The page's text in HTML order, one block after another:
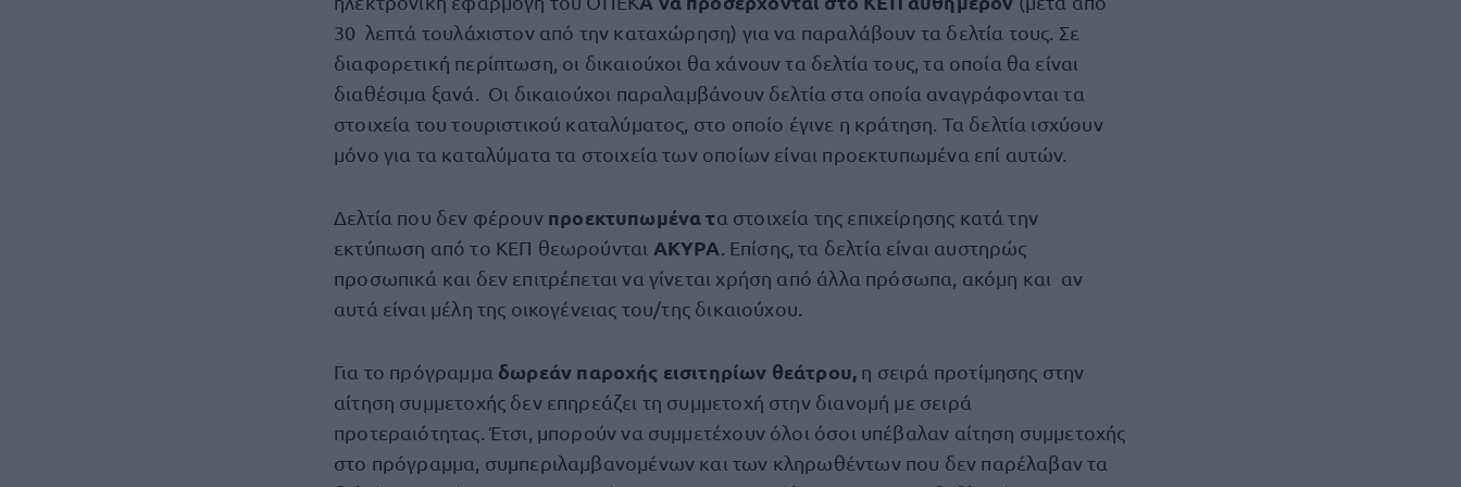
30 λεπτά τουλάχιστον από την καταχώρηση) για να παραλάβουν τα δελτία τους. Σε
διαφορετική περίπτωση, οι δικαιούχοι θα χάνουν τα δελτία τους, τα οποία θα είναι
διαθέσιμα ξανά. Οι δικαιούχοι παραλαμβάνουν δελτία στα οποία αναγράφονται τα
στοιχεία του τουριστικού καταλύματος, στο οποίο έγινε η κράτηση. Τα δελτία ισχύουν
μόνο για τα καταλύματα τα στοιχεία των οποίων είναι προεκτυπωμένα επί αυτών.
Δελτία που δεν φέρουν προεκτυπωμένα τα στοιχεία της επιχείρησης κατά την
εκτύπωση από το ΚΕΠ θεωρούνται ΑΚΥΡΑ . Επίσης, τα δελτία είναι αυστηρώς
προσωπικά και δεν επιτρέπεται να γίνεται χρήση από άλλα πρόσωπα, ακόμη και αν
αυτά είναι μέλη της οικογένειας του/της δικαιούχου.
Για το πρόγραμμα δωρεάν παροχής εισιτηρίων θεάτρου, η σειρά προτίμησης στην
αίτηση συμμετοχής δεν επηρεάζει τη συμμετοχή στην διανομή με σειρά
προτεραιότητας. Έτσι, μπορούν να συμμετέχουν όλοι όσοι υπέβαλαν αίτηση συμμετοχής
στο πρόγραμμα, συμπεριλαμβανομένων και των κληρωθέντων που δεν παρέλαβαν τα